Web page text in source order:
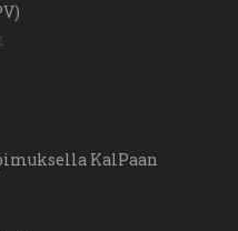
KalPaan